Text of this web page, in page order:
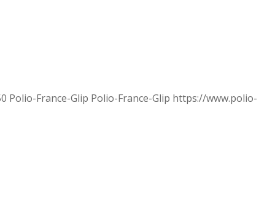
Polio-France-Glip Polio-France-Glip https://www.polio-